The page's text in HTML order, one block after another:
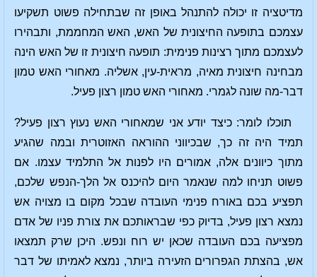
מדיטציה זו יכולה להתנהל באופן זה שבתחילה פשוט תשקיעו
עצמכם בתופעה החיצונית של האש, האש המחממת, ותבהירו
לעצמכם מתוך רצינות פנימית: תופעה חיצונית זו של האש הינה
מבחינה חיצונית מאיה, מראית-עין, אשליה. מאחורי האש טמון
דבר-מה שונה לגמרי. מאחורי האש טמון רצון פעיל.
תוכלו לומר: כיצד יודע אני שמאחורי האש נעוץ רצון פעיל?
תמיד היה זה כך, שבכיווני ההוראה האזוטרית ובמה שהגיע
מתוך כיוונים אלה, אמורים היו לפנות אל התלמיד עצמו. אם
פשוט תניחו למה שנאמר היום להיכנס אל הלך-הנפש שלכם,
תפציע בכם באורח פנימי העובדה שבכל מקום בו מצויה אש
נמצא רצון פעיל, בדיוק כפי שבראותכם את צורת פניו של אדם
מפציעה בכם העובדה שכאן יש רוח ונפש. היכן שרק תמצאו
אש, בהצתת הגפרורים הזעירה ביותר, נמצא לאמיתו של דבר